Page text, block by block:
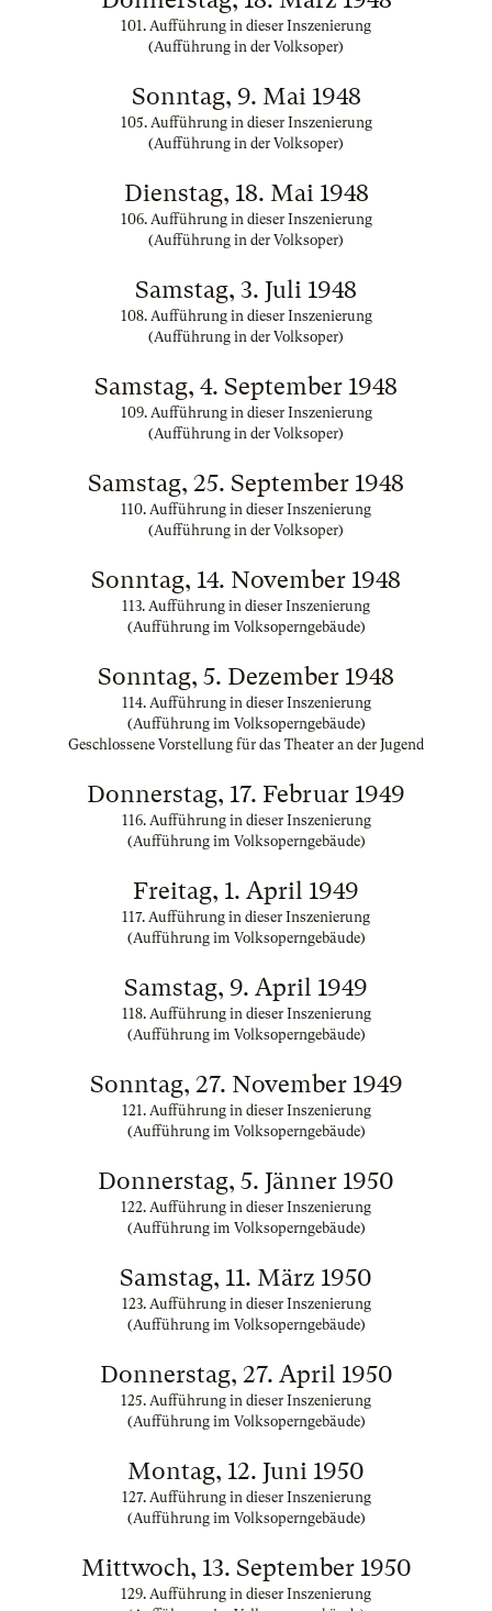
101. Aufführung in dieser Inszenierung
(Aufführung in der Volksoper)
Sonntag, 9. Mai 1948
105. Aufführung in dieser Inszenierung
(Aufführung in der Volksoper)
Dienstag, 18. Mai 1948
106. Aufführung in dieser Inszenierung
(Aufführung in der Volksoper)
Samstag, 3. Juli 1948
108. Aufführung in dieser Inszenierung
(Aufführung in der Volksoper)
Samstag, 4. September 1948
109. Aufführung in dieser Inszenierung
(Aufführung in der Volksoper)
Samstag, 25. September 1948
110. Aufführung in dieser Inszenierung
(Aufführung in der Volksoper)
Sonntag, 14. November 1948
113. Aufführung in dieser Inszenierung
(Aufführung im Volksoperngebäude)
Sonntag, 5. Dezember 1948
114. Aufführung in dieser Inszenierung
(Aufführung im Volksoperngebäude)
Geschlossene Vorstellung für das Theater an der Jugend
Donnerstag, 17. Februar 1949
116. Aufführung in dieser Inszenierung
(Aufführung im Volksoperngebäude)
Freitag, 1. April 1949
117. Aufführung in dieser Inszenierung
(Aufführung im Volksoperngebäude)
Samstag, 9. April 1949
118. Aufführung in dieser Inszenierung
(Aufführung im Volksoperngebäude)
Sonntag, 27. November 1949
121. Aufführung in dieser Inszenierung
(Aufführung im Volksoperngebäude)
Donnerstag, 5. Jänner 1950
122. Aufführung in dieser Inszenierung
(Aufführung im Volksoperngebäude)
Samstag, 11. März 1950
123. Aufführung in dieser Inszenierung
(Aufführung im Volksoperngebäude)
Donnerstag, 27. April 1950
125. Aufführung in dieser Inszenierung
(Aufführung im Volksoperngebäude)
Montag, 12. Juni 1950
127. Aufführung in dieser Inszenierung
(Aufführung im Volksoperngebäude)
Mittwoch, 13. September 1950
129. Aufführung in dieser Inszenierung